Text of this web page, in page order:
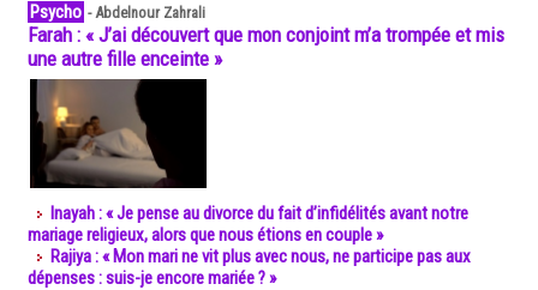
Psycho -Abdelnour Zahrali
Farah : « J’ai découvert que mon conjoint m’a trompée et mis
une autre fille enceinte »
Inayah : « Je pense au divorce du fait d’infidélités avant notre
mariage religieux, alors que nous étions en couple »
Rajiya : « Mon mari ne vit plus avec nous, ne participe pas aux
dépenses : suis-je encore mariée ? »